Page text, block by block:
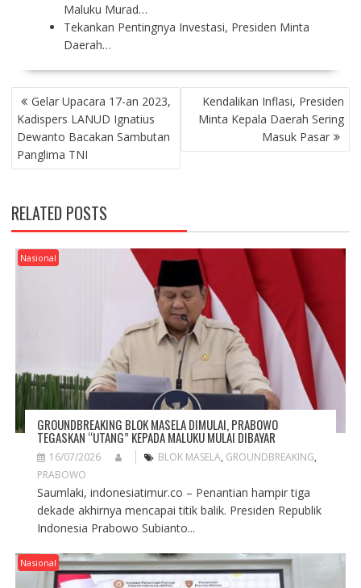
Maluku Murad…
Tekankan Pentingnya Investasi, Presiden Minta
Daerah…
P
O
S
T
N
V
I
G
A
T
Gelar Upacara 17-an 2023,
Kadispers LANUD Ignatius
Dewanto Bacakan Sambutan
Panglima TNI
Kendalikan Inflasi, Presiden
Minta Kepala Daerah Sering
Masuk Pasar
RELATED POSTS
Nasional
GROUNDBREAKING BLOK MASELA DIMULAI, PRABOWO
TEGASKAN “UTANG” KEPADA MALUKU MULAI DIBAYAR
16/07/2026 BLOK MASELA, GROUNDBREAKING,
PRABOWO
Saumlaki, indonesiatimur.co – Penantian hampir tiga
dekade akhirnya mencapai titik balik. Presiden Republik
Indonesia Prabowo Subianto...
Nasional